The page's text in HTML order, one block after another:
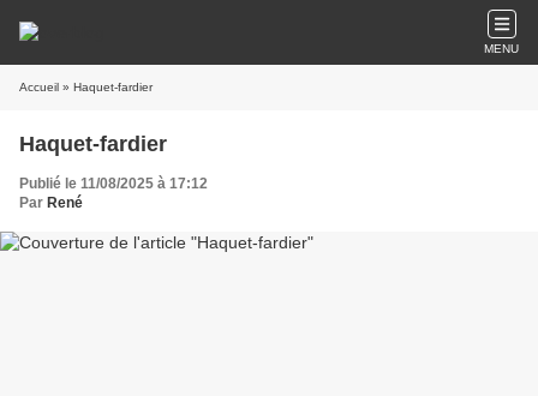
MENU
Accueil » Haquet-fardier
Haquet-fardier
Publié le 11/08/2025 à 17:12
Par René